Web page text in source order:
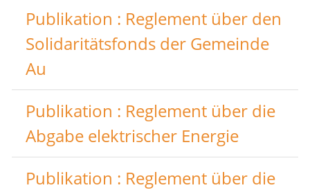
Publikation : Reglement über den
Solidaritätsfonds der Gemeinde
Au
Publikation : Reglement über die
Abgabe elektrischer Energie
Publikation : Reglement über die